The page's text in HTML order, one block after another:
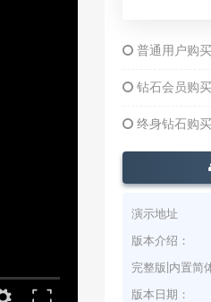
普通用户购
钻石会员购
终身钻石购
演示地址
版本介绍：
完整版|内置简
版本日期：